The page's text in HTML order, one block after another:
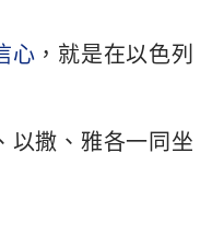
心 ，就是在以色列
以撒、雅各一同坐